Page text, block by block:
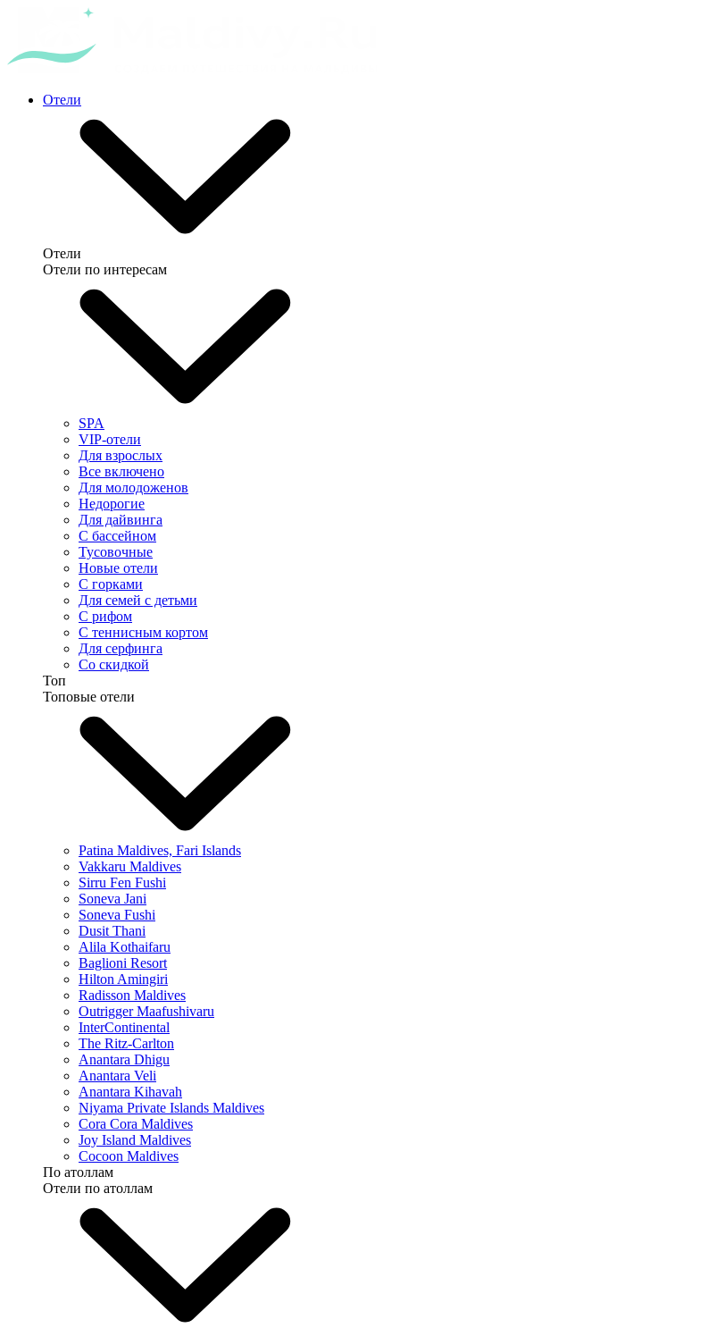
Отели
Отели
Отели по интересам
SPA
VIP-отели
Для взрослых
Все включено
Для молодоженов
Недорогие
Для дайвинга
С бассейном
Тусовочные
Новые отели
С горками
Для семей с детьми
С рифом
С теннисным кортом
Для серфинга
Со скидкой
Топ
Топовые отели
Patina Maldives, Fari Islands
Vakkaru Maldives
Sirru Fen Fushi
Soneva Jani
Soneva Fushi
Dusit Thani
Alila Kothaifaru
Baglioni Resort
Hilton Amingiri
Radisson Maldives
Outrigger Maafushivaru
InterContinental
The Ritz-Carlton
Anantara Dhigu
Anantara Veli
Anantara Kihavah
Niyama Private Islands Maldives
Cora Cora Maldives
Joy Island Maldives
Cocoon Maldives
По атоллам
Отели по атоллам